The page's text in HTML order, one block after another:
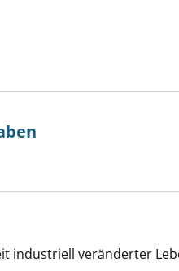
industriell veränderter